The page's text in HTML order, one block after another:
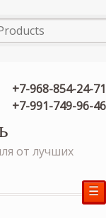
+7-968-854-24-71
+7-991-749-96-46
от лучших
☰